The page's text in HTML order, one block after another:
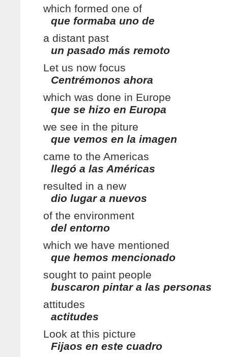
which formed one of
que formaba uno de
a distant past
un pasado más remoto
Let us now focus
Centrémonos ahora
which was done in Europe
que se hizo en Europa
we see in the piture
que vemos en la imagen
came to the Americas
llegó a las Américas
resulted in a new
dio lugar a nuevos
of the environment
del entorno
which we have mentioned
que hemos mencionado
sought to paint people
buscaron pintar a las personas
attitudes
actitudes
Look at this picture
Fijaos en este cuadro